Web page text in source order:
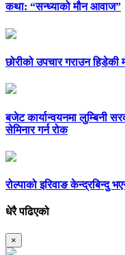
कथा: “सन्ध्याको मौन आवाज”
छोरीको उपचार गराउन हिडेकी
बजेट कार्यान्वयनमा लुम्बिनी
सेमिनार गर्न रोक
रोल्पाको इरिवाङ केन्द्रबिन्दु
धेरै पढिएको
×